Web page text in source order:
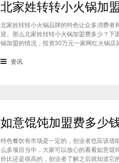
北家姓转转小火锅品牌的特色让众多消费者
迎。那么北家姓转转小火锅加盟费多少？下
锅加盟的情况，投资30万元一家网红火锅
锅凭借自己的产品和装修在美食市场当中受
资讯
特色餐饮有市场是一定的，创业者也应该借
么多项目当中，大家可以放心的看看如意馄
价比还是很高的，创业者了解之后就知道它